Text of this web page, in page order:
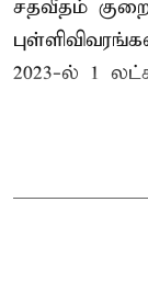
சதவீதம்
2023-ல் 1